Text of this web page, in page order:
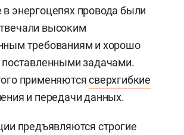
энергоцепях провода были
высоким
требованиям и хорошо
поставленными задачами.
применяютсясверхгибкие
и передачи данных.
предъявляются строгие